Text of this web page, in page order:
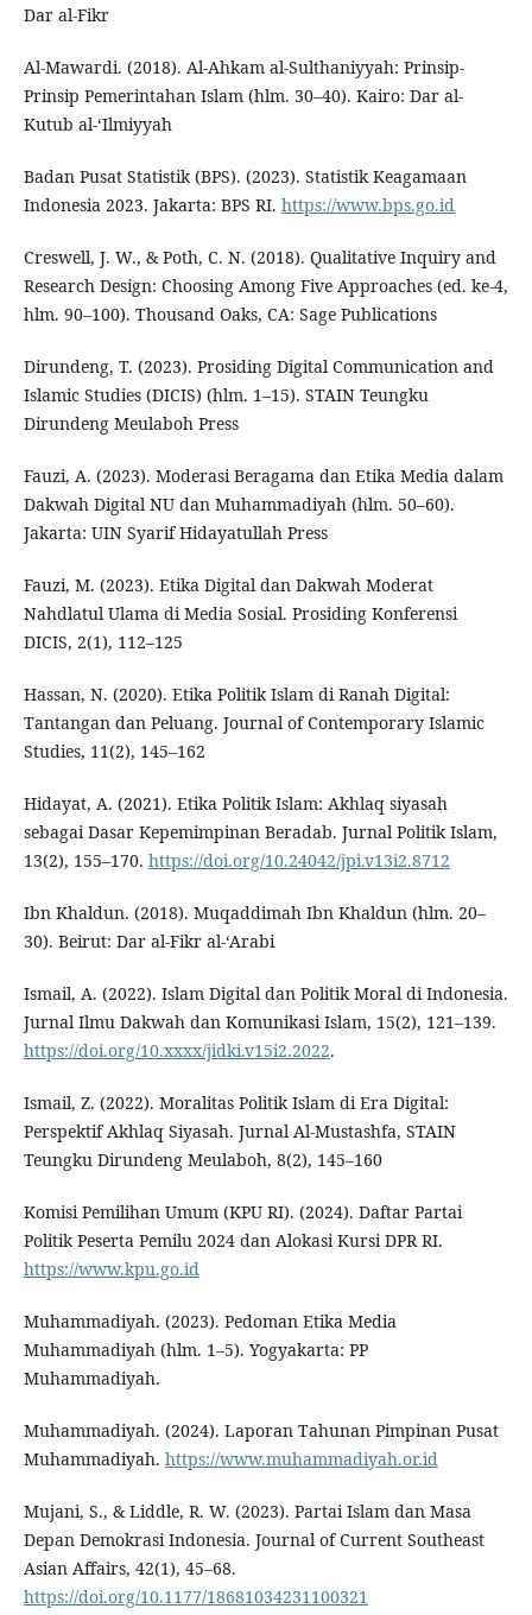
Dar al-Fikr
Al-Mawardi. (2018). Al-Ahkam al-Sulthaniyyah: Prinsip-
Prinsip Pemerintahan Islam (hlm. 30–40). Kairo: Dar al-
Kutub al-‘Ilmiyyah
Badan Pusat Statistik (BPS). (2023). Statistik Keagamaan
Indonesia 2023. Jakarta: BPS RI. https://www.bps.go.id
Creswell, J. W., & Poth, C. N. (2018). Qualitative Inquiry and
Research Design: Choosing Among Five Approaches (ed. ke-4,
hlm. 90–100). Thousand Oaks, CA: Sage Publications
Dirundeng, T. (2023). Prosiding Digital Communication and
Islamic Studies (DICIS) (hlm. 1–15). STAIN Teungku
Dirundeng Meulaboh Press
Fauzi, A. (2023). Moderasi Beragama dan Etika Media dalam
Dakwah Digital NU dan Muhammadiyah (hlm. 50–60).
Jakarta: UIN Syarif Hidayatullah Press
Fauzi, M. (2023). Etika Digital dan Dakwah Moderat
Nahdlatul Ulama di Media Sosial. Prosiding Konferensi
DICIS, 2(1), 112–125
Hassan, N. (2020). Etika Politik Islam di Ranah Digital:
Tantangan dan Peluang. Journal of Contemporary Islamic
Studies, 11(2), 145–162
Hidayat, A. (2021). Etika Politik Islam: Akhlaq siyasah
sebagai Dasar Kepemimpinan Beradab. Jurnal Politik Islam,
13(2), 155–170. https://doi.org/10.24042/jpi.v13i2.8712
Ibn Khaldun. (2018). Muqaddimah Ibn Khaldun (hlm. 20–
30). Beirut: Dar al-Fikr al-‘Arabi
Ismail, A. (2022). Islam Digital dan Politik Moral di Indonesia.
Jurnal Ilmu Dakwah dan Komunikasi Islam, 15(2), 121–139.
https://doi.org/10.xxxx/jidki.v15i2.2022.
Ismail, Z. (2022). Moralitas Politik Islam di Era Digital:
Perspektif Akhlaq Siyasah. Jurnal Al-Mustashfa, STAIN
Teungku Dirundeng Meulaboh, 8(2), 145–160
Komisi Pemilihan Umum (KPU RI). (2024). Daftar Partai
Politik Peserta Pemilu 2024 dan Alokasi Kursi DPR RI.
https://www.kpu.go.id
Muhammadiyah. (2023). Pedoman Etika Media
Muhammadiyah (hlm. 1–5). Yogyakarta: PP
Muhammadiyah.
Muhammadiyah. (2024). Laporan Tahunan Pimpinan Pusat
Muhammadiyah. https://www.muhammadiyah.or.id
Mujani, S., & Liddle, R. W. (2023). Partai Islam dan Masa
Depan Demokrasi Indonesia. Journal of Current Southeast
Asian Affairs, 42(1), 45–68.
https://doi.org/10.1177/18681034231100321